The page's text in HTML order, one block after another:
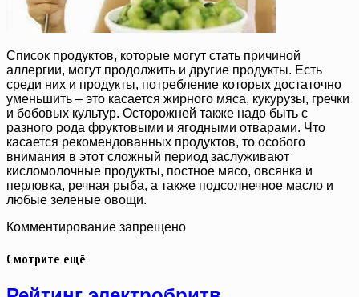
Список продуктов, которые могут стать причиной
аллергии, могут продолжить и другие продукты. Есть
среди них и продукты, потребление которых достаточно
уменьшить – это касается жирного мяса, кукурузы, гречки
и бобовых культур. Осторожней также надо быть с
разного рода фруктовыми и ягодными отварами. Что
касается рекомендованных продуктов, то особого
внимания в этот сложный период заслуживают
кисломолочные продукты, постное мясо, овсянка и
перловка, речная рыба, а также подсолнечное масло и
любые зеленые овощи.
Комментирование запрещено
Смотрите ещё